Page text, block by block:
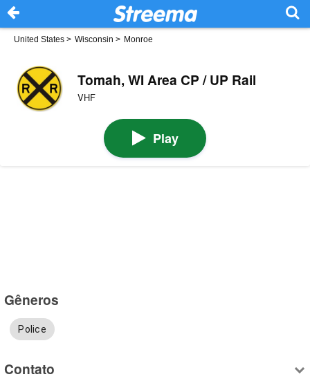
United States > Wisconsin > Monroe
Tomah, WI Area CP / UP Rail
VHF
Play
Gêneros
Police
Contato